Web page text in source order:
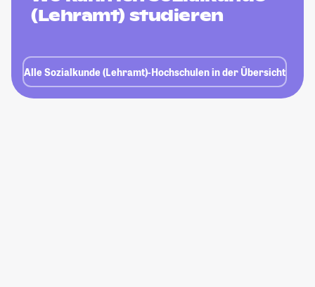
(Lehramt) studieren
Alle Sozialkunde (Lehramt)-Hochschulen in der Übersicht